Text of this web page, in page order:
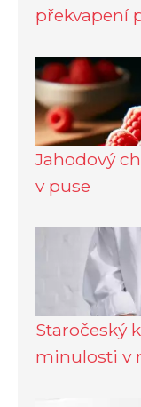
překvapení
Jahodový
v puse
Staročeský
minulosti v